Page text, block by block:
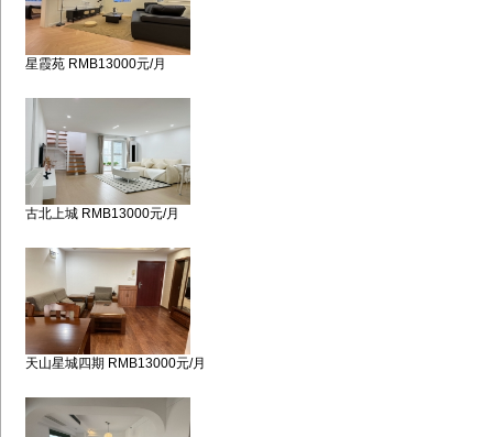
星霞苑 RMB13000元/月
古北上城 RMB13000元/月
天山星城四期 RMB13000元/月